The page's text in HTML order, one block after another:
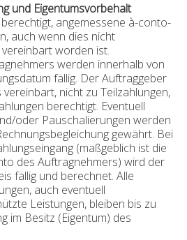
und Eigentumsvorbehalt
angemessene à-conto-
auch wenn dies nicht
worden ist.
werden innerhalb von
fällig. Der Auftraggeber
nicht zu Teilzahlungen,
berechtigt. Eventuell
oder Pauschalierungen werden
gewährt. Bei
(maßgeblich ist die
des Auftragnehmers) wird der
fällig und berechnet. Alle
auch eventuell
Leistungen, bleiben bis zu
im Besitz (Eigentum) des